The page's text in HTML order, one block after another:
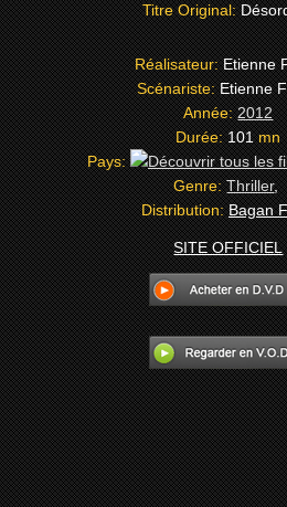
Titre Original:
Réalisateur:Etienne
Scénariste:Etienne
Année:2012
Durée:101mn
Pays:
Genre:Thriller,
Distribution:Bagan
SITE OFFICIEL